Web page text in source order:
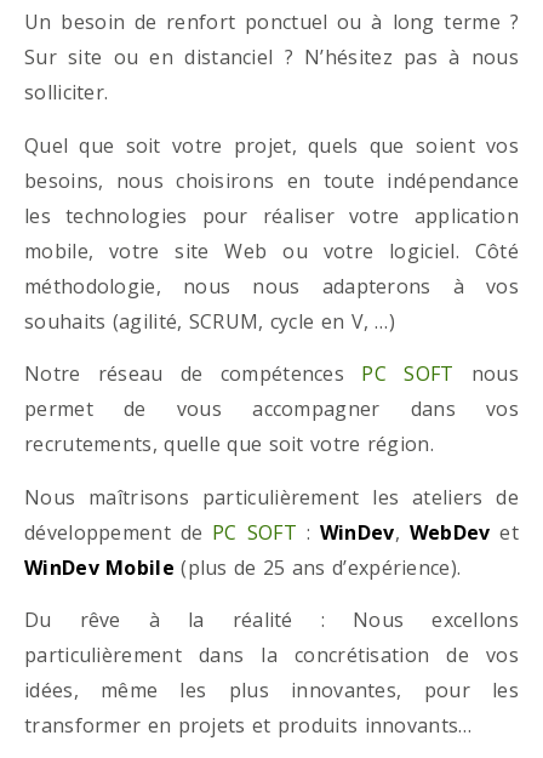
Un besoin de renfort ponctuel ou à long terme ?
Sur site ou en distanciel ? N’hésitez pas à nous
solliciter.
Quel que soit votre projet, quels que soient vos
besoins, nous choisirons en toute indépendance
les technologies pour réaliser votre application
mobile, votre site Web ou votre logiciel. Côté
méthodologie, nous nous adapterons à vos
souhaits (agilité, SCRUM, cycle en V, …)
Notre réseau de compétences PC SOFT nous
permet de vous accompagner dans vos
recrutements, quelle que soit votre région.
Nous maîtrisons particulièrement les ateliers de
développement de PC SOFT : WinDev, WebDev et
WinDev Mobile (plus de 25 ans d’expérience).
Du rêve à la réalité : Nous excellons
particulièrement dans la concrétisation de vos
idées, même les plus innovantes, pour les
transformer en projets et produits innovants…